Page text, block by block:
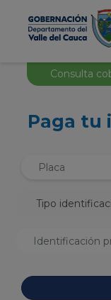
Consulta
Paga tu